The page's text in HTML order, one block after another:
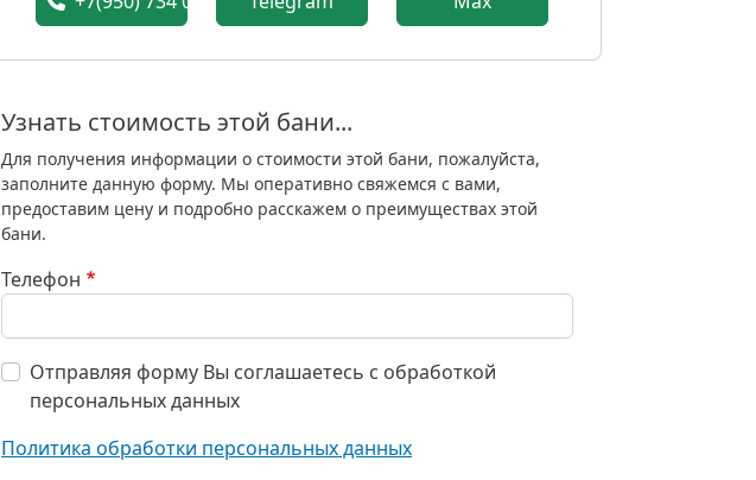
Узнать стоимость этой бани...
Для получения информации о стоимости этой бани, пожалуйста,
заполните данную форму. Мы оперативно свяжемся с вами,
предоставим цену и подробно расскажем о преимуществах этой
бани.
Телефон
Отправляя форму Вы соглашаетесь с обработкой
персональных данных
Политика обработки персональных данных